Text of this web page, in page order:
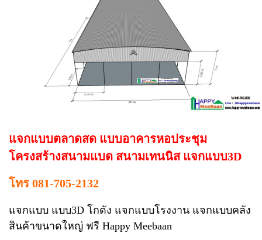
แจกแบบตลาดสด แบบอาคารหอประชุม
โครงสร้างสนามแบด สนามเทนนิส แจกแบบ3D
โทร 081-705-2132
แจกแบบ แบบ3D โกดัง แจกแบบโรงงาน แจกแบบคลัง
สินค้าขนาดใหญ่ ฟรี Happy Meebaan